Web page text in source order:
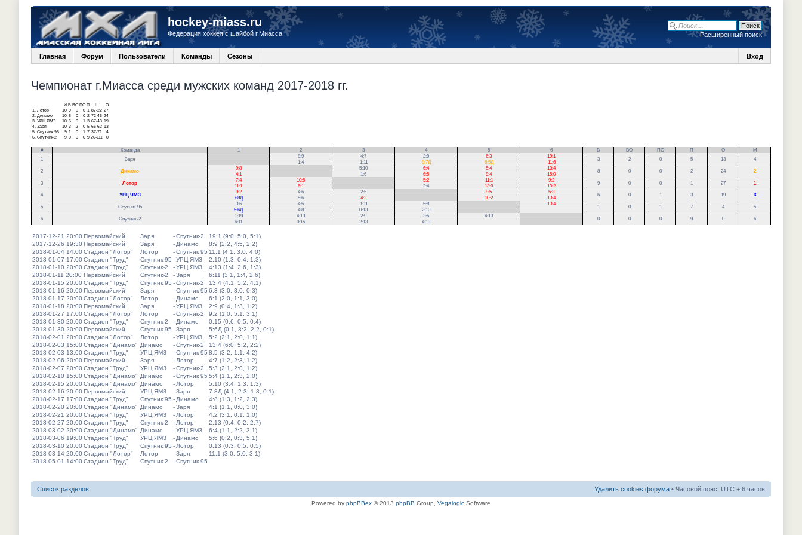
hockey-miass.ru
Федерация хоккея с шайбой г.Миасса Расширенный поиск
Главная Форум Пользователи Команды Сезоны Вход
Чемпионат г.Миасса среди мужских команд 2017-2018 гг.
И В ВО ПО П
О
1.
Лотор 10 9 0 0 1 87-22 27
2.
Динамо 10 8 0 0 2 72-46 24
3. УРЦ ЯМЗ 10 6 0 1 3 67-43 19
4. Заря 10 3 2 0 5 66-62 13
5. Спутник 95 9 1 0 1 7 37-71
4
6. Спутник-2 9 0 0 0 9 26-111 0
# Команда 1 2 3 4 5 6 В ВО ПО П О
М
1
Заря
8:9 4:7 2:9 6:3 19:1
3 2 0 5 13 4
1:4 1:11 8:7Д 6:5Д
11:6
2
Динамо
9:8 5:10 6:4 5:4 13:4
8 0 0 2 24 2
4:1 1:6 6:5 8:4
15:0
3
Лотор
7:4 10:5 5:2 11:1 9:2
9 0 0 1 27 1
11:1 6:1 2:4 13:0
13:2
4
УРЦ ЯМЗ
9:2 4:6 2:5 8:5 5:3
6 0 1 3 19 3
7:8Д 5:6 4:2 10:2
13:4
5
Спутник 95
3:6 4:5 1:11 5:8 13:4
1 0 1 7 4 5
5:6Д 4:8 0:13 2:10
6
Спутник-2
1:19 4:13 2:9 3:5 4:13
0 0 0 9 0 6
6:11 0:15 2:13 4:13
2017-12-21 20:00Первомайский Заря -Спутник-2
19:1 (9:0, 5:0, 5:1)
2017-12-26 19:30Первомайский Заря - Динамо
8:9 (2:2, 4:5, 2:2)
2018-01-04 14:00Стадион "Лотор" Лотор -Спутник 95 11:1 (4:1, 3:0, 4:0)
2018-01-07 17:00Стадион "Труд" Спутник 95 -УРЦ ЯМЗ
2:10 (1:3, 0:4, 1:3)
2018-01-10 20:00Стадион "Труд" Спутник-2 -УРЦ ЯМЗ
4:13 (1:4, 2:6, 1:3)
2018-01-11 20:00 Первомайский Спутник-2 -Заря
6:11 (3:1, 1:4, 2:6)
2018-01-15 20:00Стадион "Труд" Спутник 95 -Спутник-2
13:4 (4:1, 5:2, 4:1)
2018-01-16 20:00Первомайский Заря -Спутник 95 6:3 (3:0, 3:0, 0:3)
2018-01-17 20:00Стадион "Лотор" Лотор - Динамо
6:1 (2:0, 1:1, 3:0)
2018-01-18 20:00Первомайский Заря -УРЦ ЯМЗ
2:9 (0:4, 1:3, 1:2)
2018-01-27 17:00Стадион "Лотор" Лотор -Спутник-2
9:2 (1:0, 5:1, 3:1)
2018-01-30 20:00Стадион "Труд" Спутник-2 - Динамо
0:15 (0:6, 0:5, 0:4)
2018-01-30 20:00Первомайский Спутник 95 -Заря
5:6Д (0:1, 3:2, 2:2, 0:1)
2018-02-01 20:00Стадион "Лотор" Лотор -УРЦ ЯМЗ
5:2 (2:1, 2:0, 1:1)
2018-02-03 15:00Стадион "Динамо" Динамо -Спутник-2
13:4 (6:0, 5:2, 2:2)
2018-02-03 13:00Стадион "Труд" УРЦ ЯМЗ -Спутник 95 8:5 (3:2, 1:1, 4:2)
2018-02-06 20:00Первомайский Заря - Лотор
4:7 (1:2, 2:3, 1:2)
2018-02-07 20:00Стадион "Труд" УРЦ ЯМЗ -Спутник-2
5:3 (2:1, 2:0, 1:2)
2018-02-10 15:00Стадион "Динамо" Динамо -Спутник 95 5:4 (1:1, 2:3, 2:0)
2018-02-15 20:00Стадион "Динамо" Динамо - Лотор
5:10 (3:4, 1:3, 1:3)
2018-02-16 20:00Первомайский УРЦ ЯМЗ -Заря
7:8Д (4:1, 2:3, 1:3, 0:1)
2018-02-17 17:00Стадион "Труд" Спутник 95 - Динамо
4:8 (1:3, 1:2, 2:3)
2018-02-20 20:00Стадион "Динамо" Динамо -Заря
4:1 (1:1, 0:0, 3:0)
2018-02-21 20:00Стадион "Труд" УРЦ ЯМЗ - Лотор
4:2 (3:1, 0:1, 1:0)
2018-02-27 20:00Стадион "Труд" Спутник-2 - Лотор
2:13 (0:4, 0:2, 2:7)
2018-03-02 20:00Стадион "Динамо" Динамо -УРЦ ЯМЗ
6:4 (1:1, 2:2, 3:1)
2018-03-06 19:00Стадион "Труд" УРЦ ЯМЗ - Динамо
5:6 (0:2, 0:3, 5:1)
2018-03-10 20:00Стадион "Труд" Спутник 95 - Лотор
0:13 (0:3, 0:5, 0:5)
2018-03-14 20:00Стадион "Лотор" Лотор -Заря
11:1 (3:0, 5:0, 3:1)
2018-05-01 14:00Стадион "Труд" Спутник-2 -Спутник 95
Список разделов Удалить cookies форума • Часовой пояс: UTC + 6 часов
Powered by phpBBex © 2013 phpBB Group, Vegalogic Software